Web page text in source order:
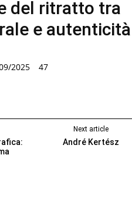
del ritratto tra
e autenticità
2025 47
Next article
André Kertész